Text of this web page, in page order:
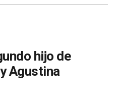
hijo de
Agustina